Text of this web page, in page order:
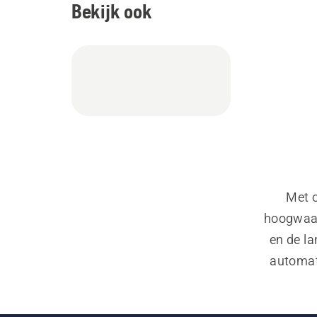
Bekijk ook
Met
en de